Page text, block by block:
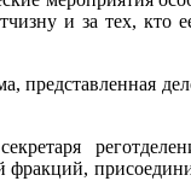
и за тех,
представленная
фракций,